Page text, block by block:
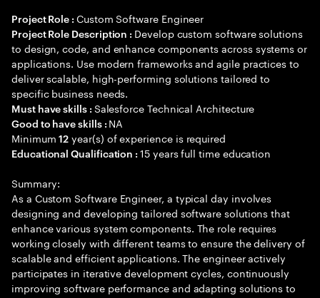
Project Role : Custom Software Engineer
Project Role Description : Develop custom software solutions
to design, code, and enhance components across systems or
applications. Use modern frameworks and agile practices to
deliver scalable, high-performing solutions tailored to
specific business needs.
Must have skills : Salesforce Technical Architecture
Good to have skills : NA
Minimum12 year(s) of experience is required
Educational Qualification :15 years full time education
Summary:
As a Custom Software Engineer, a typical day involves
designing and developing tailored software solutions that
enhance various system components. The role requires
working closely with different teams to ensure the delivery of
scalable and efficient applications. The engineer actively
participates in iterative development cycles, continuously
improving software performance and adapting solutions to